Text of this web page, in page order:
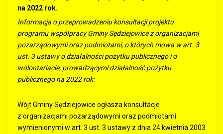
na 2022 rok.
Informacja o przeprowadzeniu konsultacji projektu
programu współpracy Gminy Sędziejowice z organizacjami
pozarządowymi oraz podmiotami, o których mowa w art. 3
ust. 3 ustawy o działalności pożytku publicznego i o
wolontariacie, prowadzącymi działalność pożytku
publicznego na 2022 rok:
Wójt Gminy Sędziejowice ogłasza konsultacje
z organizacjami pozarządowymi oraz podmiotami
wymienionymi w art. 3 ust. 3 ustawy z dnia 24 kwietnia 2003